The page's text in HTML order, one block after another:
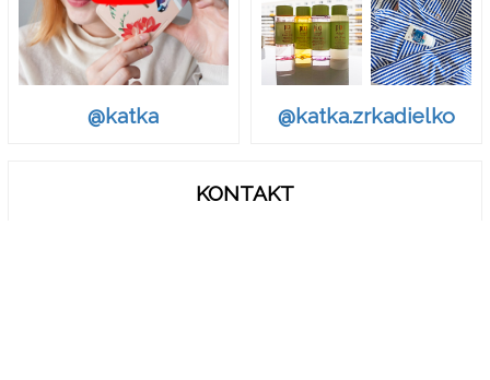
@katka @katka.zrkadielko
KONTAKT